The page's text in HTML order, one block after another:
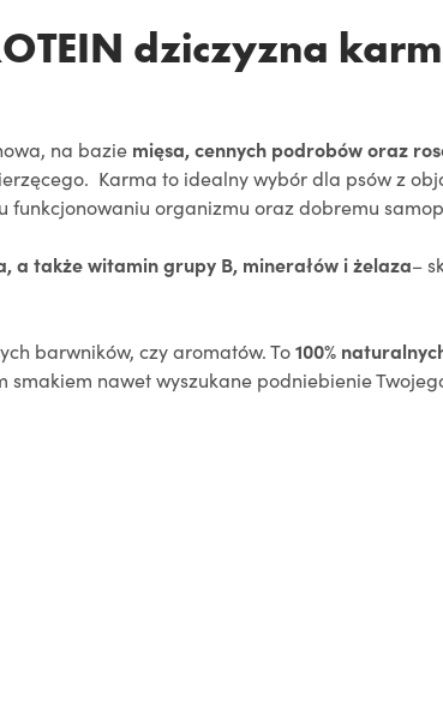
dziczyzna
na bazie mięsa, cennych podrobów oraz
Karma to idealny wybór dla psów z
funkcjonowaniu organizmu oraz dobremu
a takżewitamin grupy B, minerałów i żelaza–
barwników, czy aromatów. To100%
smakiem nawet wyszukane podniebienie